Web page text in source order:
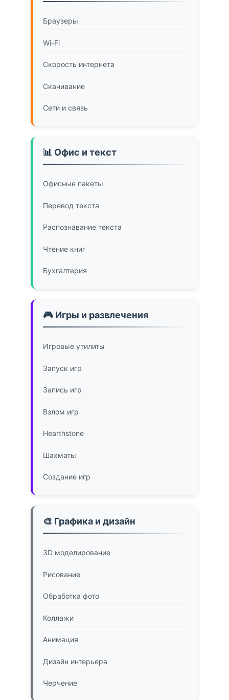
Браузеры
Wi-Fi
Скорость интернета
Скачивание
Сети и связь
📊 Офис и текст
Офисные пакеты
Перевод текста
Распознавание текста
Чтение книг
Бухгалтерия
🎮 Игры и развлечения
Игровые утилиты
Запуск игр
Запись игр
Взлом игр
Hearthstone
Шахматы
Создание игр
🎨 Графика и дизайн
3D моделирование
Рисование
Обработка фото
Коллажи
Анимация
Дизайн интерьера
Черчение